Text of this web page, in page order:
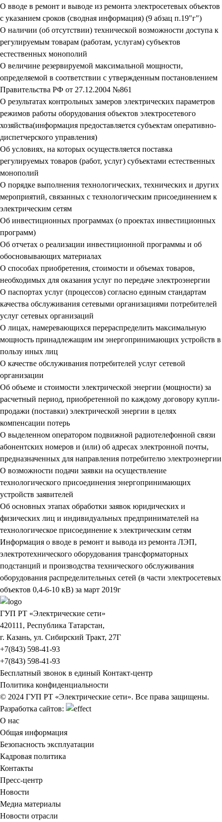
О вводе в ремонт и выводе из ремонта электросетевых объектов
с указанием сроков (сводная информация) (9 абзац п.19"г")
О наличии (об отсутствии) технической возможности доступа к
регулируемым товарам (работам, услугам) субъектов
естественных монополий
О величине резервируемой максимальной мощности,
определяемой в соответствии с утвержденным постановлением
Правительства РФ от 27.12.2004 №861
О результатах контрольных замеров электрических параметров
режимов работы оборудования объектов электросетевого
хозяйства(информация предоставляется субъектам оперативно-
диспетчерского управления)
Об условиях, на которых осуществляется поставка
регулируемых товаров (работ, услуг) субъектами естественных
монополий
О порядке выполнения технологических, технических и других
мероприятий, связанных с технологическим присоединением к
электрическим сетям
Об инвестиционных программах (о проектах инвестиционных
программ)
Об отчетах о реализации инвестиционной программы и об
обосновывающих материалах
О способах приобретения, стоимости и объемах товаров,
необходимых для оказания услуг по передаче электроэнергии
О паспортах услуг (процессов) согласно единым стандартам
качества обслуживания сетевыми организациями потребителей
услуг сетевых организаций
О лицах, намеревающихся перераспределить максимальную
мощность принадлежащим им энергопринимающих устройств в
пользу иных лиц
О качестве обслуживания потребителей услуг сетевой
организации
Об объеме и стоимости электрической энергии (мощности) за
расчетный период, приобретенной по каждому договору купли-
продажи (поставки) электрической энергии в целях
компенсации потерь
О выделенном оператором подвижной радиотелефонной связи
абонентских номеров и (или) об адресах электронной почты,
предназначенных для направления потребителю электроэнергии
О возможности подачи заявки на осуществление
технологического присоединения энергопринимающих
устройств заявителей
Об основных этапах обработки заявок юридических и
физических лиц и индивидуальных предпринимателей на
технологическое присоединение к электрическим сетям
Информация о вводе в ремонт и вывода из ремонта ЛЭП,
электротехнического оборудования трансформаторных
подстанций и производства технического обслуживания
оборудования распределительных сетей (в части электросетевых
объектов 0,4-6-10 кВ) за март 2019г
ГУП РТ «Электрические сети»
420111, Республика Татарстан,
г. Казань, ул. Сибирский Тракт, 27Г
+7(843) 598-41-93
+7(843) 598-41-93
Бесплатный звонок в единый Контакт-центр
Политика конфиденциальности
© 2024 ГУП РТ «Электрические сети». Все права защищены.
Разработка сайтов:
О нас
Общая информация
Безопасность эксплуатации
Кадровая политика
Контакты
Пресс-центр
Новости
Медиа материалы
Новости отрасли